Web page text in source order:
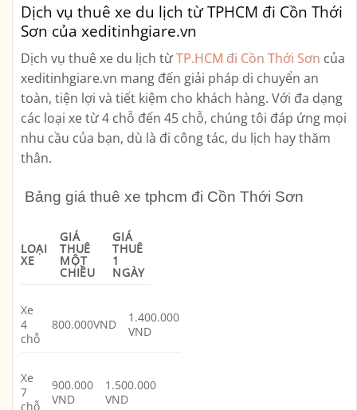
Dịch vụ thuê xe du lịch từ TPHCM đi Cồn Thới
Sơn của xeditinhgiare.vn
Dịch vụ thuê xe du lịch từTP.HCM đi Cồn Thới Sơn của
xeditinhgiare.vn mang đến giải pháp di chuyển an
toàn, tiện lợi và tiết kiệm cho khách hàng. Với đa dạng
các loại xe từ 4 chỗ đến 45 chỗ, chúng tôi đáp ứng mọi
nhu cầu của bạn, dù là đi công tác, du lịch hay thăm
thân.
Bảng giá thuê xe tphcm đi Cồn Thới Sơn
LOẠI
XE
GIÁ
THUÊ
MỘT
CHIỀU
GIÁ
THUÊ
1
NGÀY
Xe
4
chỗ
800.000VND
1.400.000
VND
Xe
7
chỗ
900.000
VND
1.500.000
VND